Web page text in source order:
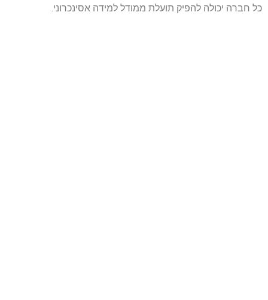
כל חברה יכולה להפיק תועלת ממודל למידה אסינכרוני.